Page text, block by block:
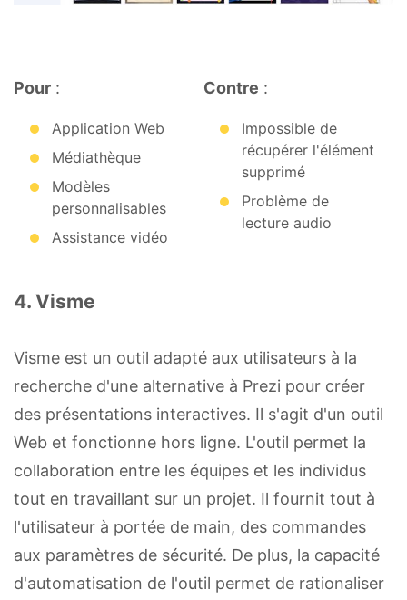
Pour :
Application Web
Médiathèque
Modèles
personnalisables
Assistance vidéo
Contre :
Impossible de
récupérer l'élément
supprimé
Problème de
lecture audio
4. Visme
Visme est un outil adapté aux utilisateurs à la
recherche d'une alternative à Prezi pour créer
des présentations interactives. Il s'agit d'un outil
Web et fonctionne hors ligne. L'outil permet la
collaboration entre les équipes et les individus
tout en travaillant sur un projet. Il fournit tout à
l'utilisateur à portée de main, des commandes
aux paramètres de sécurité. De plus, la capacité
d'automatisation de l'outil permet de rationaliser